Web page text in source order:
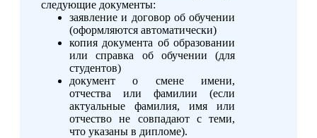
следующие документы:
заявление и договор об обучении
(оформляются автоматически)
копия документа об образовании
или справка об обучении (для
студентов)
документ о смене имени,
отчества или фамилии (если
актуальные фамилия, имя или
отчество не совпадают с теми,
что указаны в дипломе).